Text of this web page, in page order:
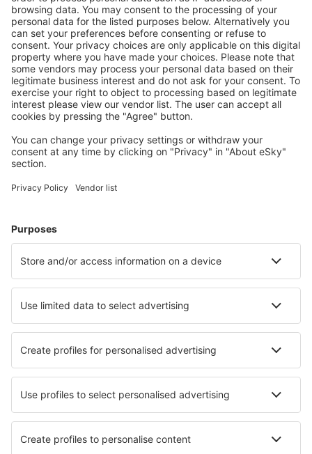
Totalt pris för alla biljetter (exklusive serviceavgift515SEKper
passagerare)
Bokningsvillkor
Pris per person i två riktningar:
2993 SEK
1
Hemresa
11 dec. (fre) AGP - ARN
06:25 15:35 9h 10min detaljer
Bokningsvillkor